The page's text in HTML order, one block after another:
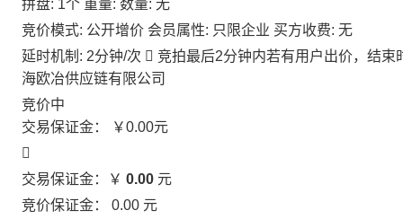
拼盘: 1个 重量: 数量: 无
竞价模式: 公开增价 会员属性: 只限企业 买方收费: 无
延时机制: 2分钟/次  竞拍最后2分钟内若有用户出价，结
海欧冶供应链有限公司
竞价中
交易保证金：
￥0.00元

交易保证金：￥ 0.00 元
竞价保证金： 0.00 元